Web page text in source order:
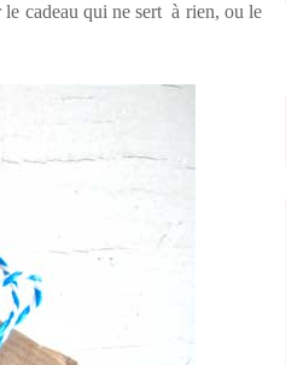
le cadeau qui ne sert à rien, ou le